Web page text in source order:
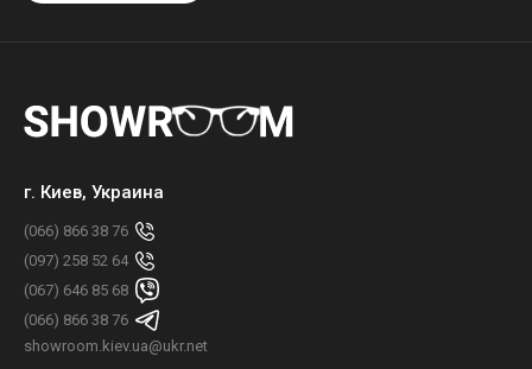
г. Киев, Украина
(066) 866 38 76
(097) 258 52 64
(067) 646 85 68
(066) 866 38 76
showroom.kiev.ua@ukr.net